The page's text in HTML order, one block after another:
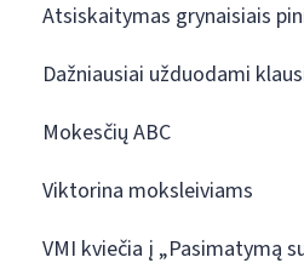
Atsiskaitymas grynaisiais
Dažniausiai užduodami
Mokesčių ABC
Viktorina moksleiviams
VMI kviečia į „Pasimatymą